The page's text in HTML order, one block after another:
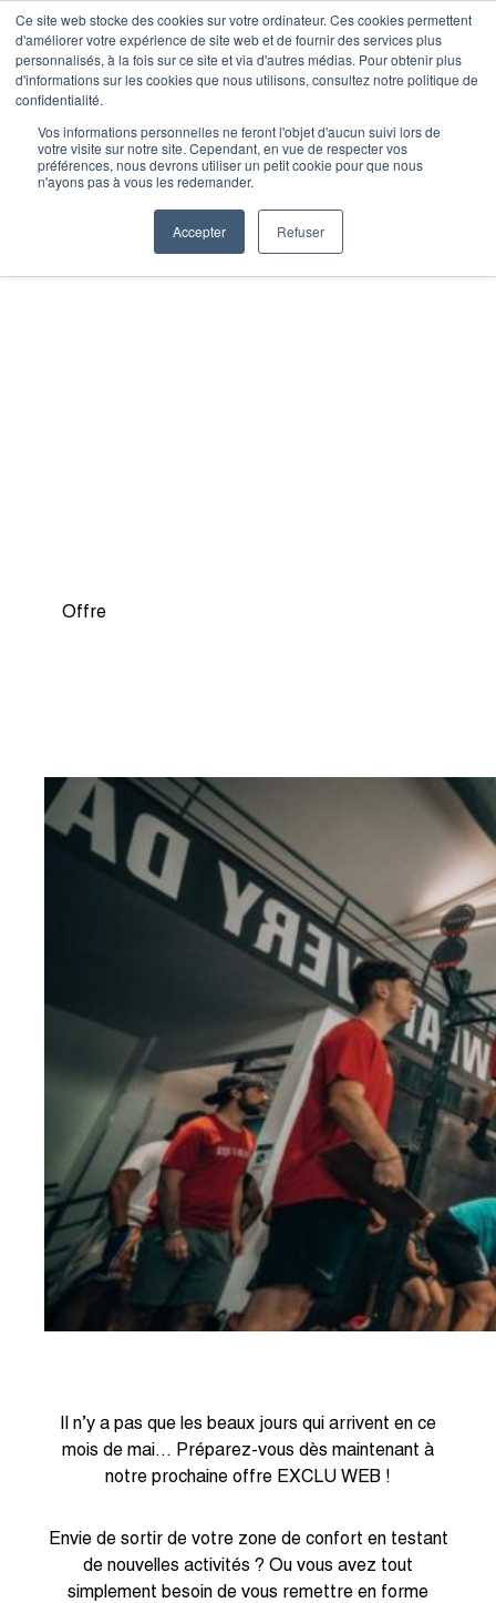
Ce site web stocke des cookies sur votre ordinateur. Ces cookies permettent
d'améliorer votre expérience de site web et de fournir des services plus
personnalisés, à la fois sur ce site et via d'autres médias. Pour obtenir plus
d'informations sur les cookies que nous utilisons, consultez notre politique de
confidentialité.
Vos informations personnelles ne feront l'objet d'aucun suivi lors de
votre visite sur notre site. Cependant, en vue de respecter vos
préférences, nous devrons utiliser un petit cookie pour que nous
n'ayons pas à vous les redemander.
Accepter Refuser
Je m’inscris
Accueil»Nos actualités»Profitez de
notre offre exclusive et (re)découvrez le
CrossFit !
Offre
Il n’y a pas que les beaux jours qui arrivent en ce
mois de mai… Préparez-vous dès maintenant à
notre prochaine offre EXCLU WEB !
Envie de sortir de votre zone de confort en testant
de nouvelles activités ? Ou vous avez tout
simplement besoin de vous remettre en forme